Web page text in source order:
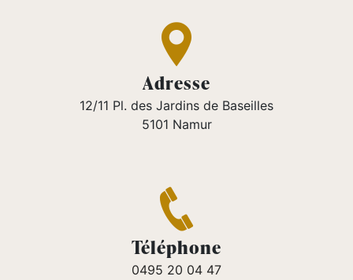
Adresse
12/11 Pl. des Jardins de Baseilles
5101 Namur
Téléphone
0495 20 04 47